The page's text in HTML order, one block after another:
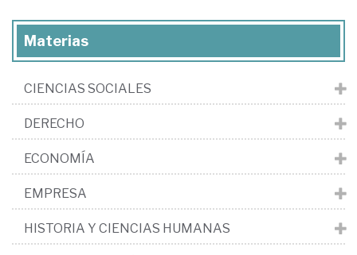
Materias
CIENCIAS SOCIALES
DERECHO
ECONOMÍA
EMPRESA
HISTORIA Y CIENCIAS HUMANAS